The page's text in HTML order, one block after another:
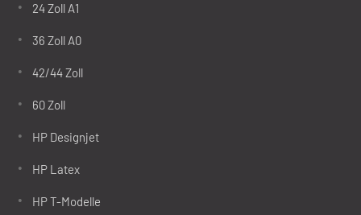
24 Zoll A1
36 Zoll A0
42/44 Zoll
60 Zoll
HP Designjet
HP Latex
HP T-Modelle